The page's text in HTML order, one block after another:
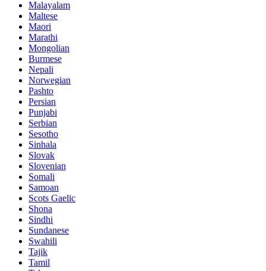
Malayalam
Maltese
Maori
Marathi
Mongolian
Burmese
Nepali
Norwegian
Pashto
Persian
Punjabi
Serbian
Sesotho
Sinhala
Slovak
Slovenian
Somali
Samoan
Scots Gaelic
Shona
Sindhi
Sundanese
Swahili
Tajik
Tamil